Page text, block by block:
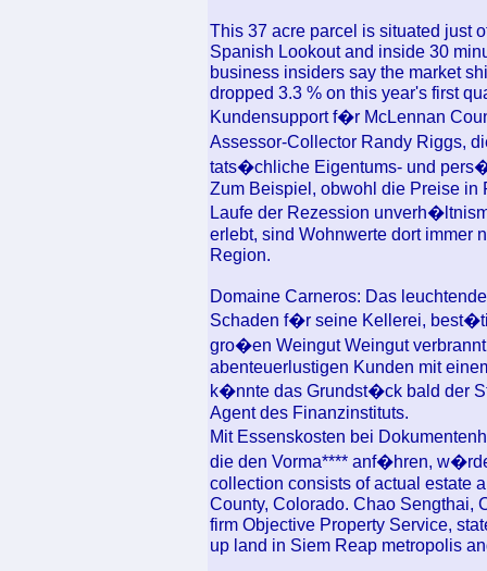
This 37 acre parcel is situated just
Spanish Lookout and inside 30
business insiders say the market
dropped 3.3 % on this year's first
Kundensupport f�r McLennan
Assessor-Collector Randy Riggs,
tats�chliche Eigentums- und
Zum Beispiel, obwohl die Preise in
Laufe der Rezession
erlebt, sind Wohnwerte dort immer
Region.
Domaine Carneros: Das
Schaden f�r seine Kellerei,
gro�en Weingut Weingut
abenteuerlustigen Kunden mit
k�nnte das Grundst�ck bald der
Agent des Finanzinstituts.
Mit Essenskosten bei
die den Vorma**** anf�hren,
collection consists of actual estate
County, Colorado. Chao Sengthai,
firm Objective Property Service,
up land in Siem Reap metropolis